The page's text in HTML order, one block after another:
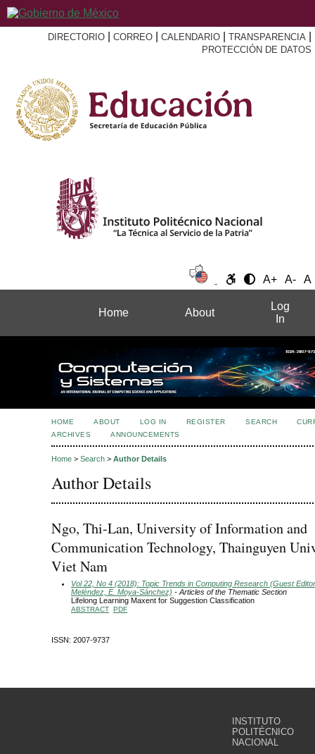
DIRECTORIO CORREO CALENDARIO TRANSPARENCIA
PROTECCIÓN DE DATOS
A+ A- A
Home About
Log
In
HOME ABOUT LOG IN REGISTER SEARCH
ARCHIVES
ANNOUNCEMENTS
Home > Search > Author Details
Author Details
Ngo, Thi-Lan, University of Information and
Communication Technology, Thainguyen
Viet Nam
Vol 22, No 4 (2018): Topic Trends in Computing Research (Guest
Meléndez, E. Moya-Sánchez) - Articles of the Thematic Section
Lifelong Learning Maxent for Suggestion Classification
ABSTRACT PDF
ISSN: 2007-9737
INSTITUTO
POLITÉCNICO
NACIONAL